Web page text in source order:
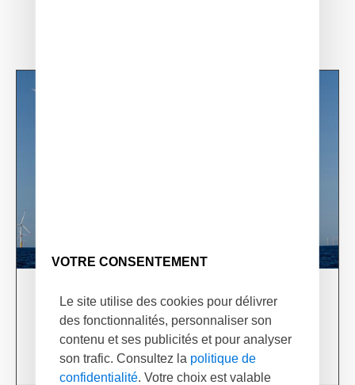
VOTRE CONSENTEMENT
Le site utilise des cookies pour délivrer
des fonctionnalités, personnaliser son
contenu et ses publicités et pour analyser
son trafic. Consultez la politique de
confidentialité. Votre choix est valable
03/06/24
XSun & TotalEnergies on prospection mission in